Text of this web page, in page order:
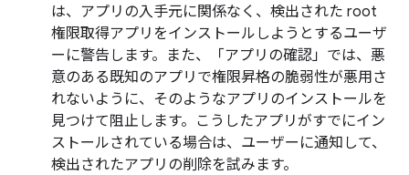
は、アプリの入手元に関係なく、検出された root
権限取得アプリをインストールしようとするユーザ
ーに警告します。また、「アプリの確認」では、悪
意のある既知のアプリで権限昇格の脆弱性が悪用さ
れないように、そのようなアプリのインストールを
見つけて阻止します。こうしたアプリがすでにイン
ストールされている場合は、ユーザーに通知して、
検出されたアプリの削除を試みます。